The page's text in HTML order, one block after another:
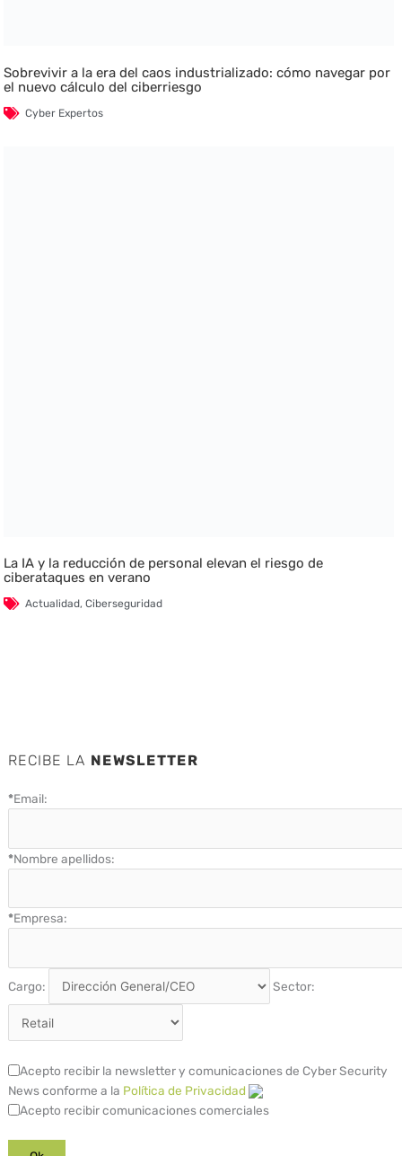
Sobrevivir a la era del caos industrializado: cómo navegar por
el nuevo cálculo del ciberriesgo
Cyber Expertos
La IA y la reducción de personal elevan el riesgo de
ciberataques en verano
Actualidad,Ciberseguridad
RECIBE LA NEWSLETTER
*Email:
*Nombre apellidos:
*Empresa:
Cargo: Sector:
Acepto recibir la newsletter y comunicaciones de Cyber Security
News conforme a la Política de Privacidad
Acepto recibir comunicaciones comerciales